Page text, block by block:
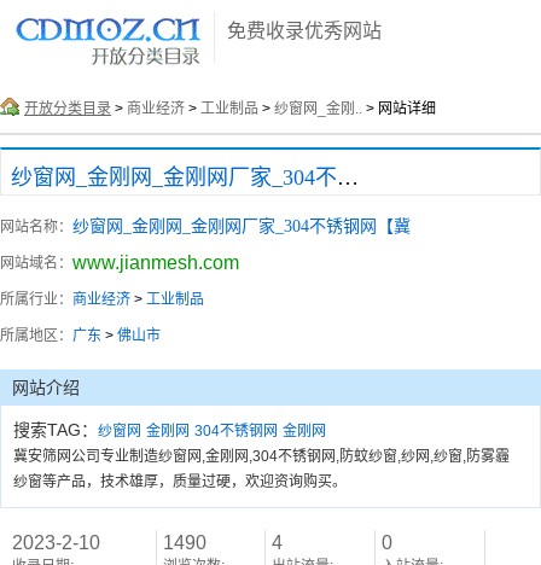
免费收录优秀网站
开放分类目录 > 商业经济 > 工业制品 > 纱窗网_金刚.. > 网站详细
纱窗网_金刚网_金刚网厂家_304不锈钢网【冀
网站名称： 纱窗网_金刚网_金刚网厂家_304不锈钢网【冀
网站域名： www.jianmesh.com
所属行业： 商业经济 > 工业制品
所属地区： 广东 > 佛山市
网站介绍
搜索TAG： 纱窗网 金刚网 304不锈钢网 金刚网
冀安筛网公司专业制造纱窗网,金刚网,304不锈钢网,防蚊纱窗,纱网,纱窗,防雾霾
纱窗等产品，技术雄厚，质量过硬，欢迎资询购买。
2023-2-10 1490 4 0